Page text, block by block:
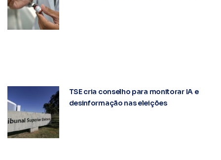
TSE cria conselho para monitorar IA e
desinformação nas eleições